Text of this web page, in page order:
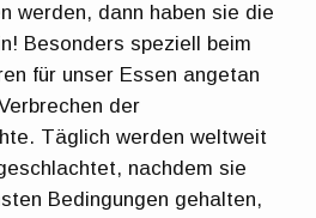
werden, dann haben sie die
Besonders speziell beim
für unser Essen angetan
der
Täglich werden weltweit
nachdem sie
Bedingungen gehalten,